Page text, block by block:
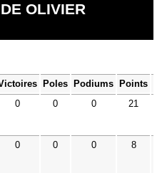
OLIVIER
Poles Podiums Points
0 0 0 21
0 0 0 8